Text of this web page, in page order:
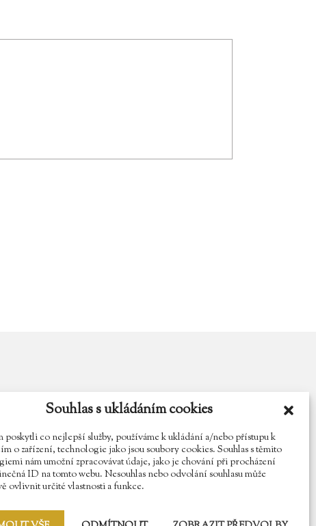
Souhlas s ukládáním cookies
poskytli co nejlepší služby, používáme k ukládání a/nebo přístupu k
o zařízení, technologie jako jsou soubory cookies. Souhlas s těmito
nám umožní zpracovávat údaje, jako je chování při procházení
ID na tomto webu. Nesouhlas nebo odvolání souhlasu může
ovlivnit určité vlastnosti a funkce.
Najdete nás na Facebooku
Sledujte náš Instagram